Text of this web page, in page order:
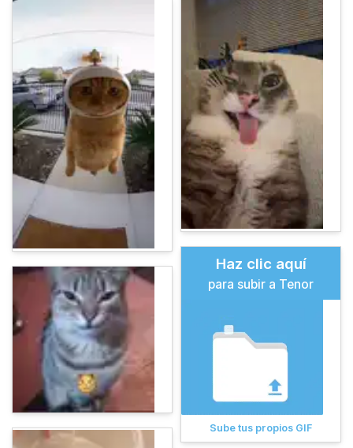
Haz clic aquí
para subir a Tenor
Sube tus propios GIF